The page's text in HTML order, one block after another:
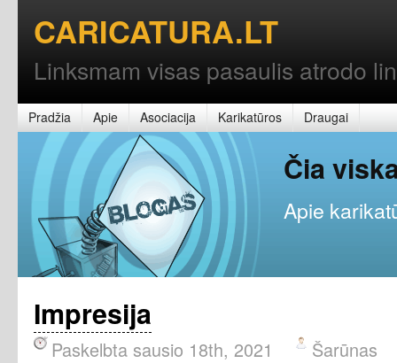
CARICATURA.LT
Linksmam visas pasaulis atrodo
Pradžia Apie Asociacija Karikatūros Draugai
Čia
Apie
Impresija
Paskelbta sausio 18th, 2021 Šarūnas